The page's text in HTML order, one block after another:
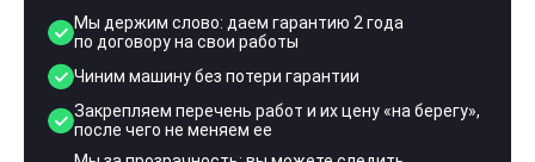
Мы держим слово: даем гарантию 2 года
по договору на свои работы
Чиним машину без потери гарантии
Закрепляем перечень работ и их цену «на берегу»,
после чего не меняем ее